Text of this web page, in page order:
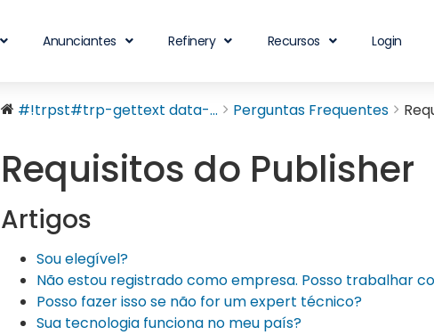
Anunciantes Refinery Recursos Login
#!trpst#trp-gettext data-... Perguntas Frequentes
Requisitos do Publisher
Artigos
Sou elegível?
Não estou registrado como empresa. Posso trabalhar
Posso fazer isso se não for um expert técnico?
Sua tecnologia funciona no meu país?